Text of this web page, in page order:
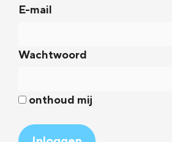
E-mail
Wachtwoord
onthoud mij